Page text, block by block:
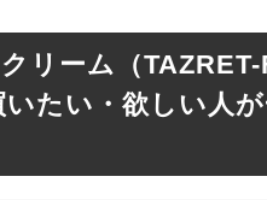
リーム（TAZRET-
たい・欲しい人